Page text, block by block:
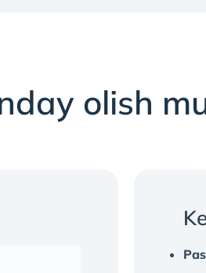
olish